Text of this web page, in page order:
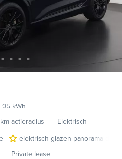
95 kWh
actieradius
Elektrisch
elektrisch glazen panorama-dak
Private lease